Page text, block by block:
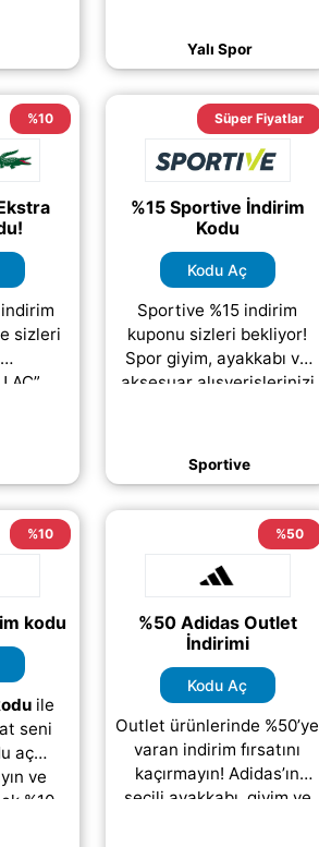
Yalı Spor
%10
indirim
sizleri
AÇ”
Süper Fiyatlar
%15 Sportive İndirim
Kodu
Kodu Aç
Sportive %15 indirim
kuponu sizleri bekliyor!
Spor giyim, ayakkabı ve
aksesuar alışverişlerinizi
fırsat sizlerle.
(daha&helliip;)
Sportive
%10
kodu
ile
seni
aç
ve
%10
%50
%50 Adidas Outlet
İndirimi
Kodu Aç
Outlet ürünlerinde %50’ye
varan indirim fırsatını
kaçırmayın! Adidas’ın
seçili ayakkabı, giyim ve